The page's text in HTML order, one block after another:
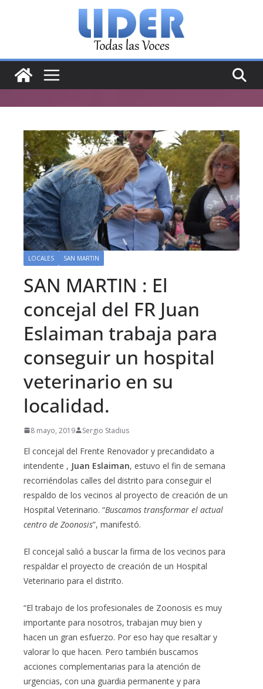
LOCALES SAN MARTIN
SAN MARTIN : El
concejal del FR Juan
Eslaiman trabaja para
conseguir un hospital
veterinario en su
localidad.
8 mayo, 2019 Sergio Stadius
El concejal del Frente Renovador y precandidato a
intendente , Juan Eslaiman, estuvo el fin de semana
recorriéndolas calles del distrito para conseguir el
respaldo de los vecinos al proyecto de creación de un
Hospital Veterinario. “Buscamos transformar el actual
centro de Zoonosis”, manifestó.
El concejal salió a buscar la firma de los vecinos para
respaldar el proyecto de creación de un Hospital
Veterinario para el distrito.
“El trabajo de los profesionales de Zoonosis es muy
importante para nosotros, trabajan muy bien y
hacen un gran esfuerzo. Por eso hay que resaltar y
valorar lo que hacen. Pero también buscamos
acciones complementarias para la atención de
urgencias, con una guardia permanente y para